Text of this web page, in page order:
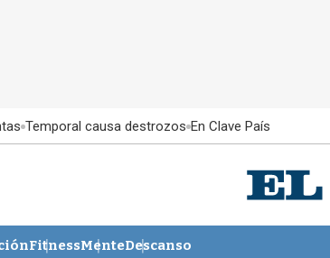
Temporal causa destrozos En Clave País
FitnessMenteDescanso